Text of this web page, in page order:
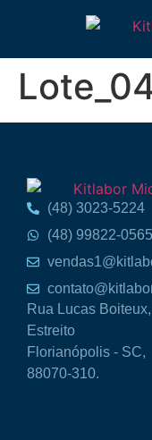
(48) 3023-5224
(48) 99822-0565
Rua Lucas
Estreito
Florianópolis - SC,
88070-310.